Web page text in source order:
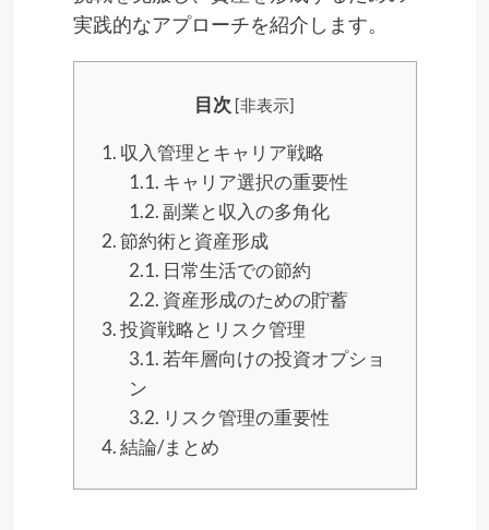
実践的なアプローチを紹介します。
目次 [非表示]
1. 収入管理とキャリア戦略
1.1. キャリア選択の重要性
1.2.副業と収入の多角化
2.節約術と資産形成
2.1. 日常生活での節約
2.2. 資産形成のための貯蓄
3.投資戦略とリスク管理
3.1. 若年層向けの投資オプショ
ン
3.2. リスク管理の重要性
4.結論/まとめ